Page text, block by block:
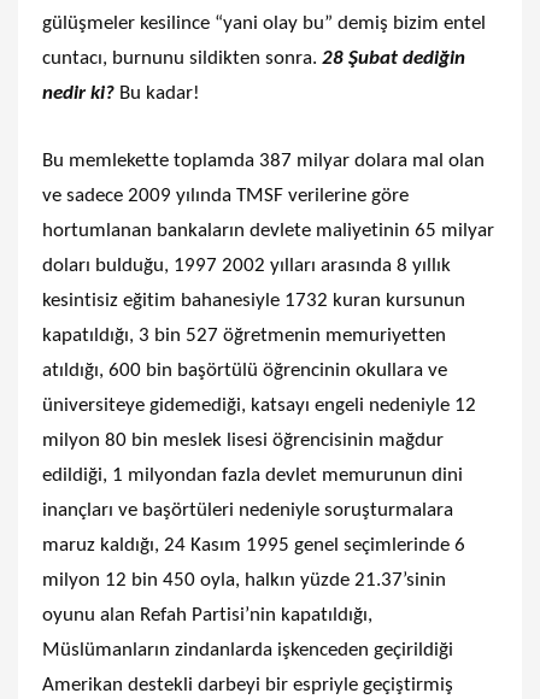
gülüşmeler kesilince “yani olay bu” demiş bizim entel
cuntacı, burnunu sildikten sonra. 28 Şubat dediğin
nedir ki? Bu kadar!
Bu memlekette toplamda 387 milyar dolara mal olan
ve sadece 2009 yılında TMSF verilerine göre
hortumlanan bankaların devlete maliyetinin 65 milyar
doları bulduğu, 1997 2002 yılları arasında 8 yıllık
kesintisiz eğitim bahanesiyle 1732 kuran kursunun
kapatıldığı, 3 bin 527 öğretmenin memuriyetten
atıldığı, 600 bin başörtülü öğrencinin okullara ve
üniversiteye gidemediği, katsayı engeli nedeniyle 12
milyon 80 bin meslek lisesi öğrencisinin mağdur
edildiği, 1 milyondan fazla devlet memurunun dini
inançları ve başörtüleri nedeniyle soruşturmalara
maruz kaldığı, 24 Kasım 1995 genel seçimlerinde 6
milyon 12 bin 450 oyla, halkın yüzde 21.37’sinin
oyunu alan Refah Partisi’nin kapatıldığı,
Müslümanların zindanlarda işkenceden geçirildiği
Amerikan destekli darbeyi bir espriyle geçiştirmiş